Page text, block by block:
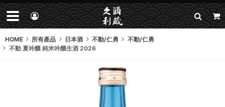
HOME 所有產品 日本酒 不動/仁勇
不動/仁勇
不動 夏吟釀 純米吟釀生酒 2026